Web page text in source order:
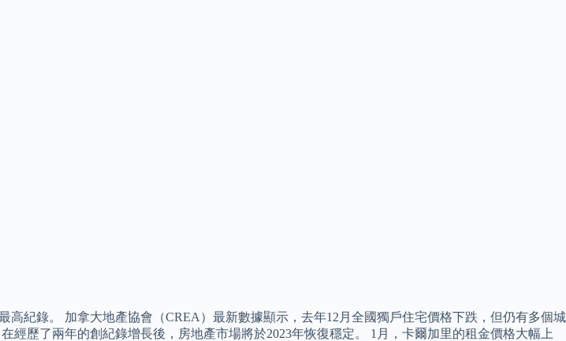
紀錄。 加拿大地產協會（CREA）最新數據顯示，去年12月全國獨戶住宅價格下跌，但仍有多個城
歷了兩年的創紀錄增長後，房地產市場將於2023年恢復穩定。 1月，卡爾加里的租金價格大幅上